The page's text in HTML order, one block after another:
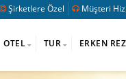
Şirketlere Özel Müşteri
OTEL TUR ERKEN